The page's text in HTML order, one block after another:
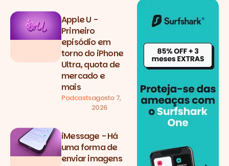
Apple U -
Primeiro
episódio em
torno do iPhone
Ultra, quota de
mercado e
mais
Podcastsagosto 7,
2026
iMessage - Há
uma forma de
enviar imagens